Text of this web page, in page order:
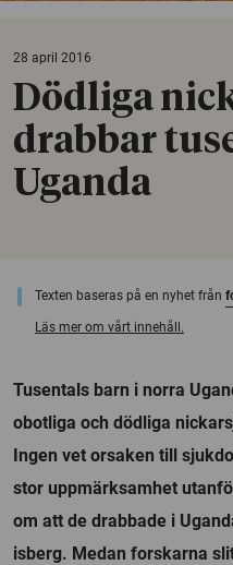
28 april 2016
Dödliga
drabbar
Uganda
Texten baseras på en nyhet från
Läs mer om vårt innehåll.
Tusentals barn i norra
obotliga och dödliga
Ingen vet orsaken till
stor uppmärksamhet
om att de drabbade i
isberg. Medan forskarna